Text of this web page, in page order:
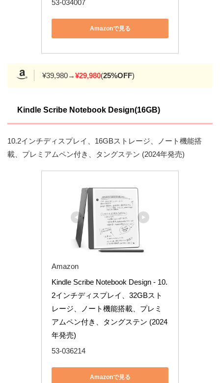
53-034007
Amazonで見る
¥39,980→¥29,980(25%OFF)
Kindle Scribe Notebook Design(16GB)
10.2インチディスプレイ、16GBストレージ、ノート機能搭
載、プレミアムペン付き、タングステン (2024年発売)
Amazon
Kindle Scribe Notebook Design - 10.
2インチディスプレイ、32GBスト
レージ、ノート機能搭載、プレミ
アムペン付き、タングステン (2024
年発売)
53-036214
Amazonで見る